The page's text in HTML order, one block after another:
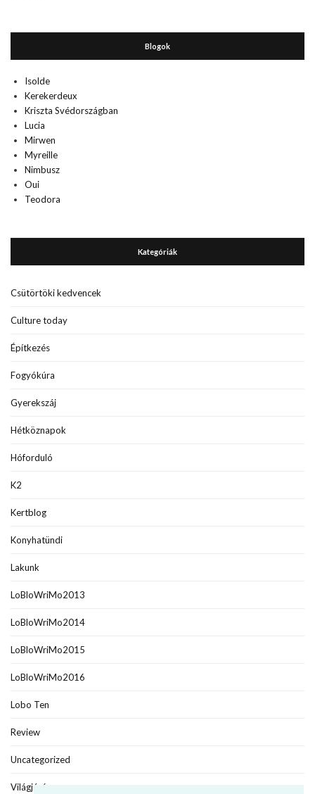
Blogok
Isolde
Kerekerdeux
Kriszta Svédországban
Lucia
Mirwen
Myreille
Nimbusz
Oui
Teodora
Kategóriák
Csütörtöki kedvencek
Culture today
Építkezés
Fogyókúra
Gyerekszáj
Hétköznapok
Hóforduló
K2
Kertblog
Konyhatündi
Lakunk
LoBloWriMo2013
LoBloWriMo2014
LoBloWriMo2015
LoBloWriMo2016
Lobo Ten
Review
Uncategorized
Világjáró